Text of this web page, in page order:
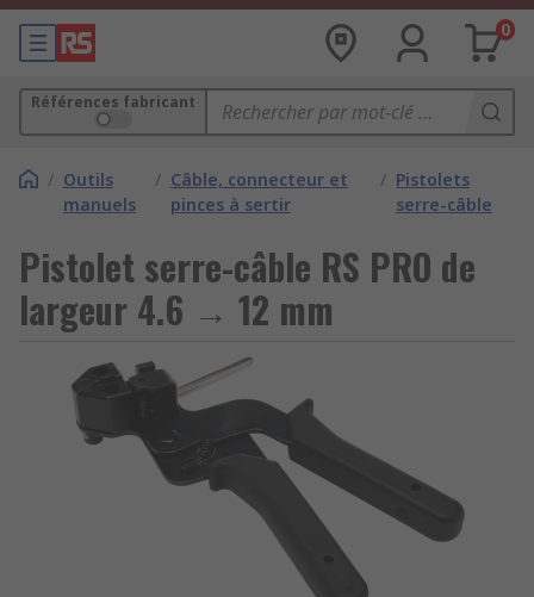
0
Références fabricant
/ Outils
manuels
/ Câble, connecteur et
pinces à sertir
/ Pistolets
serre-câble
Pistolet serre-câble RS PRO de
largeur 4.6 → 12 mm